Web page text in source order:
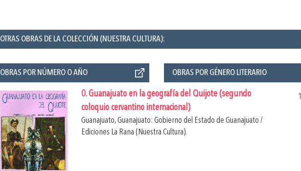
OTRAS OBRAS DE LA COLECCIÓN (NUESTRA CULTURA):
OBRAS POR NÚMERO O AÑO OBRAS POR GÉNERO LITERARIO
0. Guanajuato en la geografía del Quijote (segundo
coloquio cervantino internacional)
Guanajuato, Guanajuato: Gobierno del Estado de Guanajuato /
Ediciones La Rana (Nuestra Cultura).